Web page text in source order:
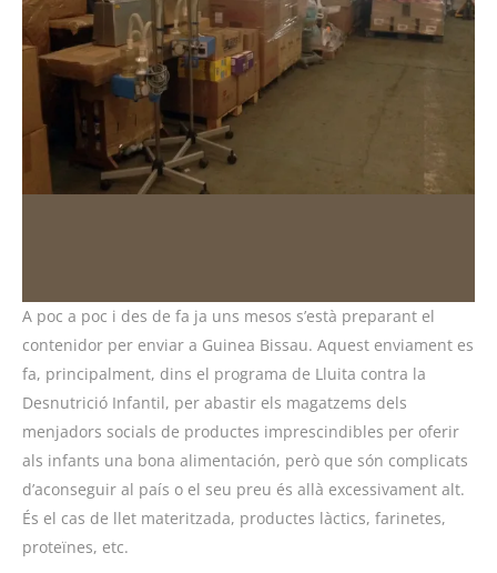
A poc a poc i des de fa ja uns mesos s’està preparant el
contenidor per enviar a Guinea Bissau. Aquest enviament es
fa, principalment, dins el programa de Lluita contra la
Desnutrició Infantil, per abastir els magatzems dels
menjadors socials de productes imprescindibles per oferir
als infants una bona alimentación, però que són complicats
d’aconseguir al país o el seu preu és allà excessivament alt.
És el cas de llet materitzada, productes làctics, farinetes,
proteïnes, etc.